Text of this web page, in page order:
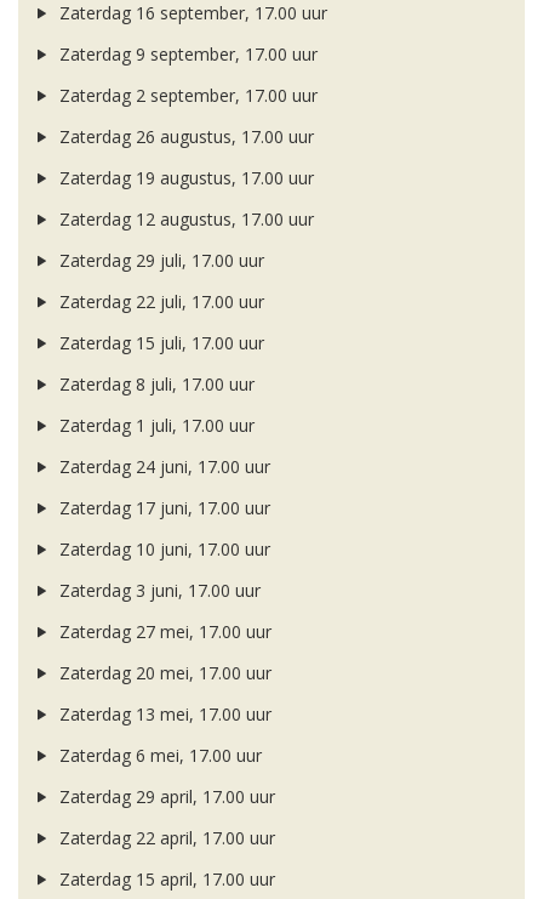
Zaterdag 16 september, 17.00 uur
Zaterdag 9 september, 17.00 uur
Zaterdag 2 september, 17.00 uur
Zaterdag 26 augustus, 17.00 uur
Zaterdag 19 augustus, 17.00 uur
Zaterdag 12 augustus, 17.00 uur
Zaterdag 29 juli, 17.00 uur
Zaterdag 22 juli, 17.00 uur
Zaterdag 15 juli, 17.00 uur
Zaterdag 8 juli, 17.00 uur
Zaterdag 1 juli, 17.00 uur
Zaterdag 24 juni, 17.00 uur
Zaterdag 17 juni, 17.00 uur
Zaterdag 10 juni, 17.00 uur
Zaterdag 3 juni, 17.00 uur
Zaterdag 27 mei, 17.00 uur
Zaterdag 20 mei, 17.00 uur
Zaterdag 13 mei, 17.00 uur
Zaterdag 6 mei, 17.00 uur
Zaterdag 29 april, 17.00 uur
Zaterdag 22 april, 17.00 uur
Zaterdag 15 april, 17.00 uur